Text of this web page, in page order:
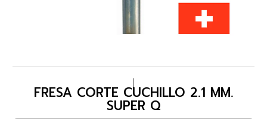
FRESA CORTE CUCHILLO 2.1 MM.
SUPER Q